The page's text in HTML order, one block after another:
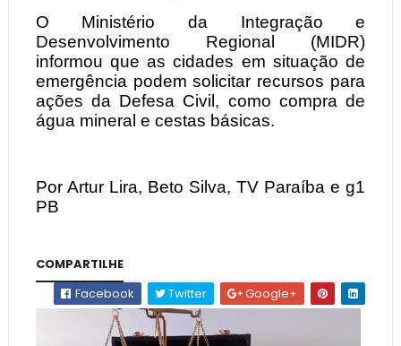
O Ministério da Integração e
Desenvolvimento Regional (MIDR)
informou que as cidades em situação de
emergência podem solicitar recursos para
ações da Defesa Civil, como compra de
água mineral e cestas básicas.
Por Artur Lira, Beto Silva, TV Paraíba e g1
PB
COMPARTILHE
Facebook
Twitter Google+